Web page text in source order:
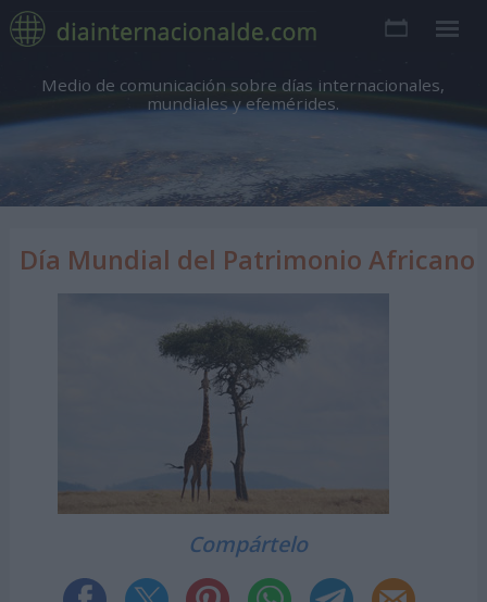
Medio de comunicación sobre días internacionales,
mundiales y efemérides.
Día Mundial del Patrimonio Africano
Compártelo